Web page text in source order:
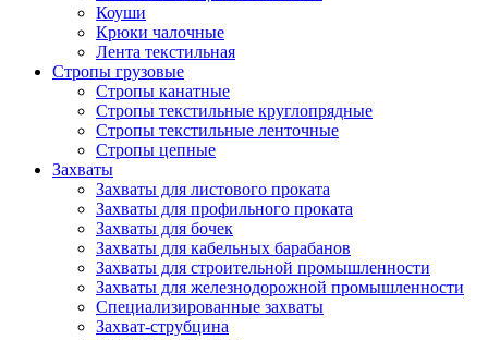
Коуши
Крюки чалочные
Лента текстильная
Стропы грузовые
Стропы канатные
Стропы текстильные круглопрядные
Стропы текстильные ленточные
Стропы цепные
Захваты
Захваты для листового проката
Захваты для профильного проката
Захваты для бочек
Захваты для кабельных барабанов
Захваты для строительной промышленности
Захваты для железнодорожной промышленности
Специализированные захваты
Захват-струбцина